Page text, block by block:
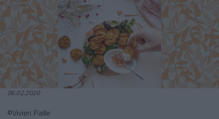
06.02.2020
©Vivien Paille